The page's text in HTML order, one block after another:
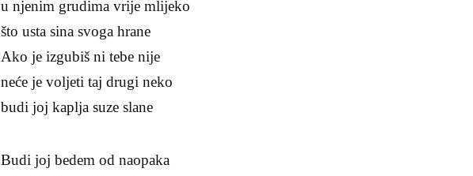
u njenim grudima vrije mlijeko
što usta sina svoga hrane
Ako je izgubiš ni tebe nije
neće je voljeti taj drugi neko
budi joj kaplja suze slane
Budi joj bedem od naopaka